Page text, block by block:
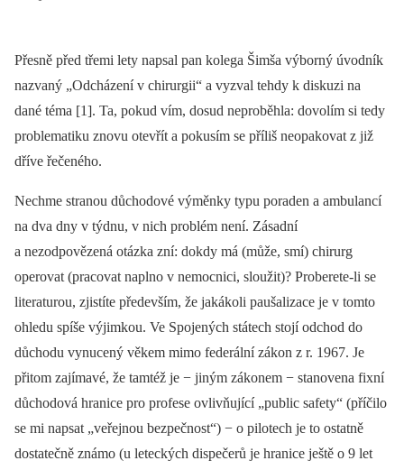
Přesně před třemi lety napsal pan kolega Šimša výborný úvodník
nazvaný „Odcházení v chirurgii“ a vyzval tehdy k diskuzi na
dané téma [1]. Ta, pokud vím, dosud neproběhla: dovolím si tedy
problematiku znovu otevřít a pokusím se příliš neopakovat z již
dříve řečeného.
Nechme stranou důchodové výměnky typu poraden a ambulancí
na dva dny v týdnu, v nich problém není. Zásadní
a nezodpovězená otázka zní: dokdy má (může, smí) chirurg
operovat (pracovat naplno v nemocnici, sloužit)? Proberete-li se
literaturou, zjistíte především, že jakákoli paušalizace je v tomto
ohledu spíše výjimkou. Ve Spojených státech stojí odchod do
důchodu vynucený věkem mimo federální zákon z r. 1967. Je
přitom zajímavé, že tamtéž je −⁠ jiným zákonem −⁠ stanovena fixní
důchodová hranice pro profese ovlivňující „public safety“ (příčilo
se mi napsat „veřejnou bezpečnost“) −⁠ o pilotech je to ostatně
dostatečně známo (u leteckých dispečerů je hranice ještě o 9 let